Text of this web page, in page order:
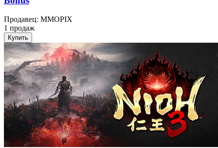
Продавец: MMOPIX
1 продаж
Купить